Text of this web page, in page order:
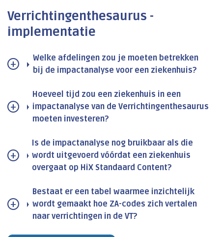
Verrichtingenthesaurus -
implementatie
Welke afdelingen zou je moeten betrekken
bij de impactanalyse voor een ziekenhuis?
Hoeveel tijd zou een ziekenhuis in een
impactanalyse van de Verrichtingenthesaurus
moeten investeren?
Is de impactanalyse nog bruikbaar als die
wordt uitgevoerd vóórdat een ziekenhuis
overgaat op HiX Standaard Content?
Bestaat er een tabel waarmee inzichtelijk
wordt gemaakt hoe ZA-codes zich vertalen
naar verrichtingen in de VT?